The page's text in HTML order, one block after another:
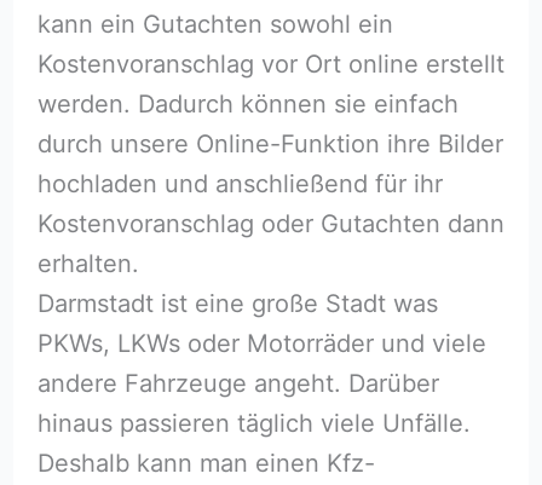
kann ein Gutachten sowohl ein
Kostenvoranschlag vor Ort online erstellt
werden. Dadurch können sie einfach
durch unsere Online-Funktion ihre Bilder
hochladen und anschließend für ihr
Kostenvoranschlag oder Gutachten dann
erhalten.
Darmstadt ist eine große Stadt was
PKWs, LKWs oder Motorräder und viele
andere Fahrzeuge angeht. Darüber
hinaus passieren täglich viele Unfälle.
Deshalb kann man einen Kfz-